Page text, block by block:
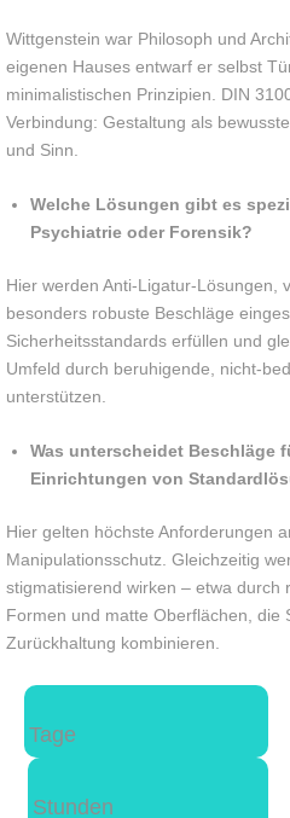
Wittgenstein war Philosoph und
eigenen Hauses entwarf er selbst
minimalistischen Prinzipien. DIN
Verbindung: Gestaltung als
und Sinn.
Welche Lösungen gibt es
Psychiatrie oder Forensik?
Hier werden Anti-Ligatur-Lösungen,
besonders robuste Beschläge
Sicherheitsstandards erfüllen und
Umfeld durch beruhigende, nicht-
unterstützen.
Was unterscheidet Beschläge
Einrichtungen von
Hier gelten höchste Anforderungen
Manipulationsschutz. Gleichzeitig
stigmatisierend wirken – etwa durch
Formen und matte Oberflächen, die
Zurückhaltung kombinieren.
Tage
Stunden